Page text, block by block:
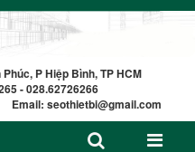
P Hiệp Bình, TP HCM
- 028.62726266
Email: seothietbi@gmail.com